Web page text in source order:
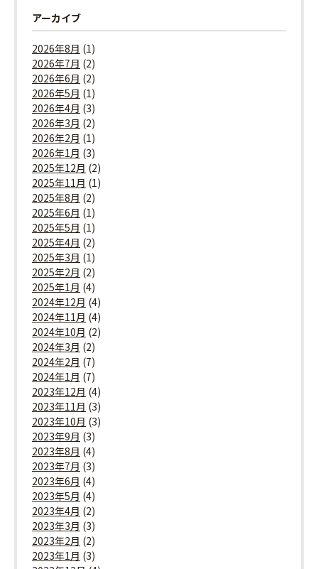
アーカイブ
2026年8月 (1)
2026年7月 (2)
2026年6月 (2)
2026年5月 (1)
2026年4月 (3)
2026年3月 (2)
2026年2月 (1)
2026年1月 (3)
2025年12月 (2)
2025年11月 (1)
2025年8月 (2)
2025年6月 (1)
2025年5月 (1)
2025年4月 (2)
2025年3月 (1)
2025年2月 (2)
2025年1月 (4)
2024年12月 (4)
2024年11月 (4)
2024年10月 (2)
2024年3月 (2)
2024年2月 (7)
2024年1月 (7)
2023年12月 (4)
2023年11月 (3)
2023年10月 (3)
2023年9月 (3)
2023年8月 (4)
2023年7月 (3)
2023年6月 (4)
2023年5月 (4)
2023年4月 (2)
2023年3月 (3)
2023年2月 (2)
2023年1月 (3)